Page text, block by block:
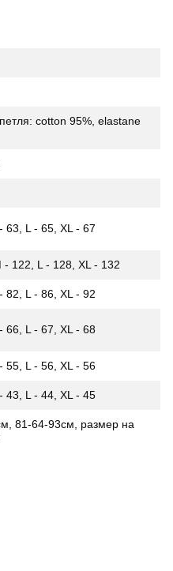
cotton 95%, elastane
63, L - 65, XL - 67
- 122, L - 128, XL - 132
82, L - 86, XL - 92
66, L - 67, XL - 68
55, L - 56, XL - 56
43, L - 44, XL - 45
81-64-93см, размер на